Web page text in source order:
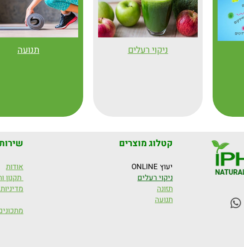
ניקוי רעלים תנועה
קטלוג מוצרים
יעוץ ONLINE
ניקוי רעלים
תזונה
תנועה
אודות
תקנון